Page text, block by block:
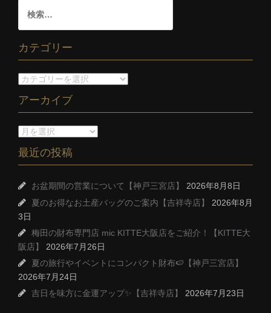
カテゴリー
アーカイブ
最近の投稿
お盆期間の営業について【神戸三宮店】
2026年8月8日
夏のお得なお土産バッグのご案内【吉祥寺店】
2026年8月
3日
梅田の財布専門店 mic KITTE大阪店をご紹介！【KITTE大
阪店】
2026年7月26日
夏の旅行やイベントにコンパクト財布🍉【神戸三宮店】
2026年7月24日
吉日を味方に金運アップ✨【吉祥寺店】
2026年7月23日